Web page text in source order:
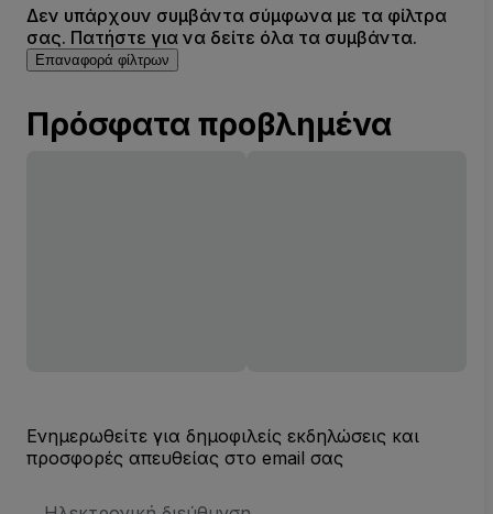
Δεν υπάρχουν συμβάντα σύμφωνα με τα φίλτρα
σας. Πατήστε για να δείτε όλα τα συμβάντα.
Επαναφορά φίλτρων
Πρόσφατα προβλημένα
Ενημερωθείτε για δημοφιλείς εκδηλώσεις και
προσφορές απευθείας στο email σας